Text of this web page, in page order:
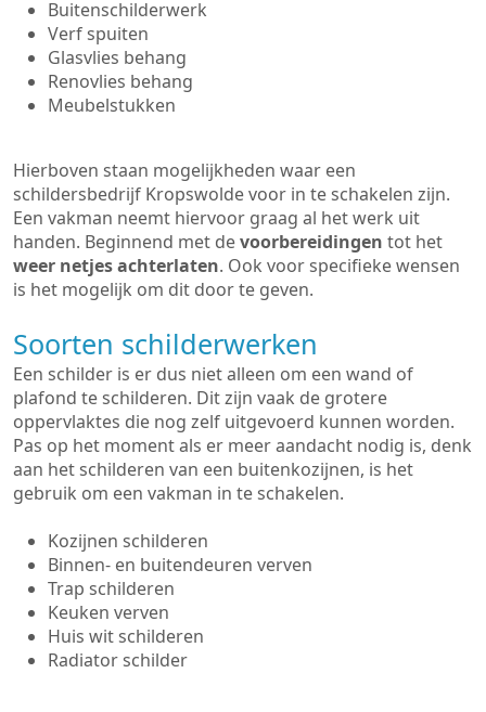
Buitenschilderwerk
Verf spuiten
Glasvlies behang
Renovlies behang
Meubelstukken
Hierboven staan mogelijkheden waar een
schildersbedrijf Kropswolde voor in te schakelen zijn.
Een vakman neemt hiervoor graag al het werk uit
handen. Beginnend met devoorbereidingen tot het
weer netjes achterlaten. Ook voor specifieke wensen
is het mogelijk om dit door te geven.
Soorten schilderwerken
Een schilder is er dus niet alleen om een wand of
plafond te schilderen. Dit zijn vaak de grotere
oppervlaktes die nog zelf uitgevoerd kunnen worden.
Pas op het moment als er meer aandacht nodig is, denk
aan het schilderen van een buitenkozijnen, is het
gebruik om een vakman in te schakelen.
Kozijnen schilderen
Binnen- en buitendeuren verven
Trap schilderen
Keuken verven
Huis wit schilderen
Radiator schilder